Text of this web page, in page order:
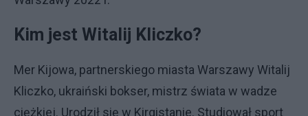
Kim jest Witalij Kliczko?
Mer Kijowa, partnerskiego miasta Warszawy Witalij
Kliczko, ukraiński bokser, mistrz świata w wadze
ciężkiej. Urodził się w Kirgistanie. Studiował sport